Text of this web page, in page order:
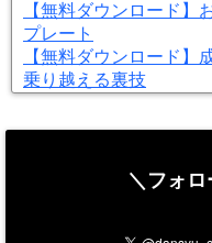
【無料ダウンロード】
プレート
【無料ダウンロード】
乗り越える裏技
＼フォ